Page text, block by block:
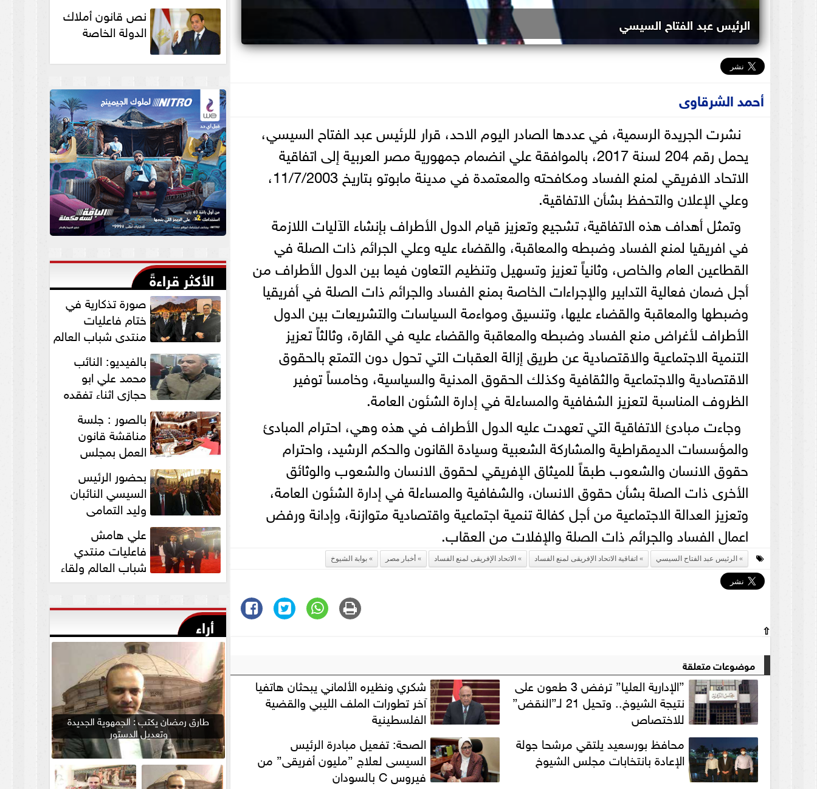
الرئيس عبد الفتاح السيسي
أحمد الشرقاوى
نشرت الجريدة الرسمية، في عددها الصادر اليوم الاحد، قرار للرئيس عبد الفتاح السيسي،
يحمل رقم 204 لسنة 2017، بالموافقة علي انضمام جمهورية مصر العربية إلى اتفاقية
الاتحاد الافريقي لمنع الفساد ومكافحته والمعتمدة في مدينة مابوتو بتاريخ 11/7/2003،
وعلي الإعلان والتحفظ بشأن الاتفاقية.
وتمثل أهداف هذه الاتفاقية، تشجيع وتعزيز قيام الدول الأطراف بإنشاء الآليات اللازمة
في افريقيا لمنع الفساد وضبطه والمعاقبة، والقضاء عليه وعلي الجرائم ذات الصلة في
القطاعين العام والخاص، وثانياً تعزيز وتسهيل وتنظيم التعاون فيما بين الدول الأطراف من
أجل ضمان فعالية التدابير والإجراءات الخاصة بمنع الفساد والجرائم ذات الصلة في أفريقيا
وضبطها والمعاقبة والقضاء عليها، وتنسيق ومواءمة السياسات والتشريعات بين الدول
الأطراف لأغراض منع الفساد وضبطه والمعاقبة والقضاء عليه في القارة، وثالثاً تعزيز
التنمية الاجتماعية والاقتصادية عن طريق إزالة العقبات التي تحول دون التمتع بالحقوق
الاقتصادية والاجتماعية والثقافية وكذلك الحقوق المدنية والسياسية، وخامساً توفير
الظروف المناسبة لتعزيز الشفافية والمساءلة في إدارة الشئون العامة.
وجاءت مبادئ الاتفاقية التي تعهدت عليه الدول الأطراف في هذه وهي، احترام المبادئ
والمؤسسات الديمقراطية والمشاركة الشعبية وسيادة القانون والحكم الرشيد، واحترام
حقوق الانسان والشعوب طبقاً للميثاق الإفريقي لحقوق الانسان والشعوب والوثائق
الأخرى ذات الصلة بشأن حقوق الانسان، والشفافية والمساءلة في إدارة الشئون العامة،
وتعزيز العدالة الاجتماعية من أجل كفالة تنمية اجتماعية واقتصادية متوازنة، وإدانة ورفض
اعمال الفساد والجرائم ذات الصلة والإفلات من العقاب.
الرئيس عبد الفتاح السيسي اتفاقية الاتحاد الإفريقى لمنع الفساد الاتحاد الإفريقى لمنع الفساد أخبار مصر بوابة الشيوخ
⇧
موضوعات متعلقة
”الإدارية العليا” ترفض 3 طعون على
نتيجة الشيوخ.. وتحيل 21 لـ”النقض”
للاختصاص
شكري ونظيره الألماني يبحثان هاتفيا
آخر تطورات الملف الليبي والقضية
الفلسطينية
محافظ بورسعيد يلتقي مرشحا جولة
الإعادة بانتخابات مجلس الشيوخ
الصحة: تفعيل مبادرة الرئيس
السيسى لعلاج ”مليون أفريقى” من
فيروس C بالسودان
نص قانون أملاك
الدولة الخاصة
الأكثر قراءةً
صورة تذكارية في
ختام فاعليات
منتدي شباب العالم
”التمامي... بالفيديو: النائب
محمد علي ابو
حجازي اثناء تفقده
للكشف علي... بالصور : جلسة
مناقشة قانون
العمل بمجلس
المستشار عبد الوهاب...
بحضور الرئيس
السيسي النائبان
وليد التمامي
يشاركان في قداس عيد...
علي هامش
فاعليات منتدي
شباب العالم ولقاء
النائب وليد التمامي
أراء
طارق رمضان يكتب : الجمهوية الجديدة
وتعديل الدستور